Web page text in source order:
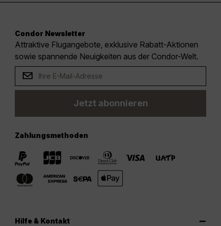
Condor Newsletter
Attraktive Flugangebote, exklusive Rabatt-Aktionen
sowie spannende Neuigkeiten aus der Condor-Welt.
Jetzt abonnieren
Zahlungsmethoden
Hilfe & Kontakt